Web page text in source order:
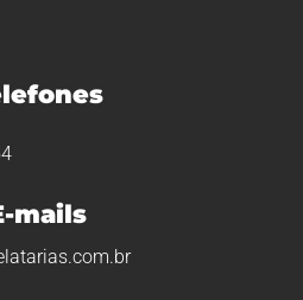
mails